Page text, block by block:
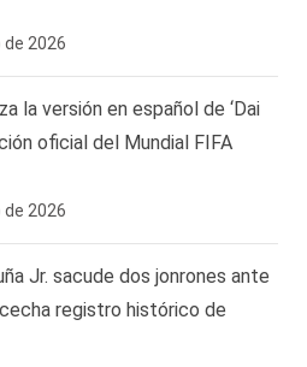
2026
la versión en español de ‘Dai
oficial del Mundial FIFA
2026
Jr. sacude dos jonrones ante
registro histórico de